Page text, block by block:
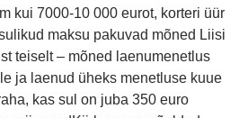
kui 7000-10 000 eurot, korteri üür
maksu pakuvad mõned Liisi
teiselt – mõned laenumenetlus
ja laenud üheks menetluse kuue
kas sul on juba 350 euro